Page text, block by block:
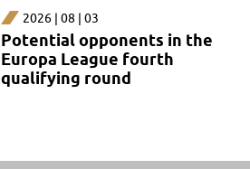
2026 | 08 | 03
Potential opponents in the
Europa League fourth
qualifying round